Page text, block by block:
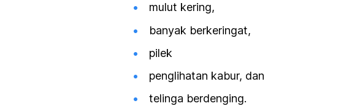
mulut kering,
banyak berkeringat,
pilek
penglihatan kabur, dan
telinga berdenging.